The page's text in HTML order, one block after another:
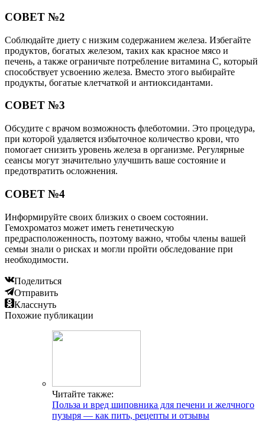
СОВЕТ №2
Соблюдайте диету с низким содержанием железа. Избегайте
продуктов, богатых железом, таких как красное мясо и
печень, а также ограничьте потребление витамина C, который
способствует усвоению железа. Вместо этого выбирайте
продукты, богатые клетчаткой и антиоксидантами.
СОВЕТ №3
Обсудите с врачом возможность флеботомии. Это процедура,
при которой удаляется избыточное количество крови, что
помогает снизить уровень железа в организме. Регулярные
сеансы могут значительно улучшить ваше состояние и
предотвратить осложнения.
СОВЕТ №4
Информируйте своих близких о своем состоянии.
Гемохроматоз может иметь генетическую
предрасположенность, поэтому важно, чтобы члены вашей
семьи знали о рисках и могли пройти обследование при
необходимости.
Поделиться
Отправить
Класснуть
Похожие публикации
Читайте также:
Польза и вред шиповника для печени и желчного
пузыря — как пить, рецепты и отзывы